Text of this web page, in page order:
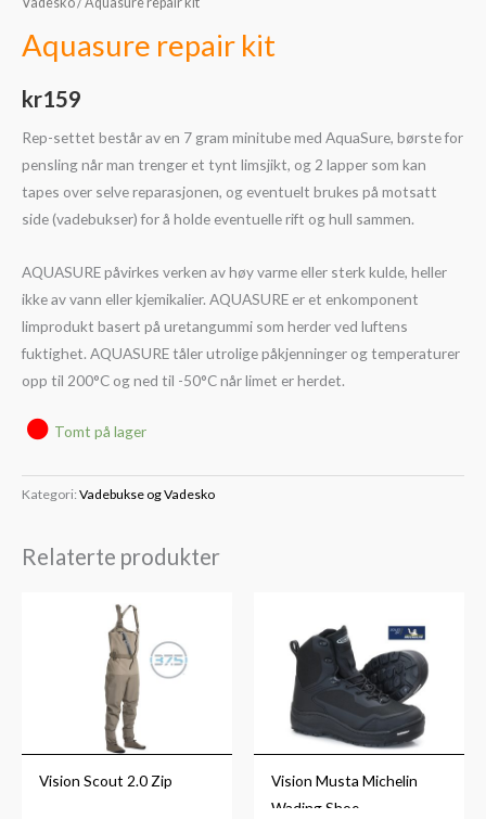
Aquasure repair kit
kr159
Rep-settet består av en 7 gram minitube med AquaSure, børste for
pensling når man trenger et tynt limsjikt, og 2 lapper som kan
tapes over selve reparasjonen, og eventuelt brukes på motsatt
side (vadebukser) for å holde eventuelle rift og hull sammen.
AQUASURE påvirkes verken av høy varme eller sterk kulde, heller
ikke av vann eller kjemikalier. AQUASURE er et enkomponent
limprodukt basert på uretangummi som herder ved luftens
fuktighet. AQUASURE tåler utrolige påkjenninger og temperaturer
opp til 200°C og ned til -50°C når limet er herdet.
Tomt på lager
Kategori: Vadebukse og Vadesko
Relaterte produkter
Vision Scout 2.0 Zip
Vision Musta Michelin
Wading Shoe